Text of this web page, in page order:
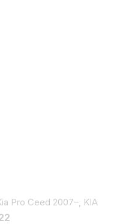
Pro Ceed 2007–, KIA